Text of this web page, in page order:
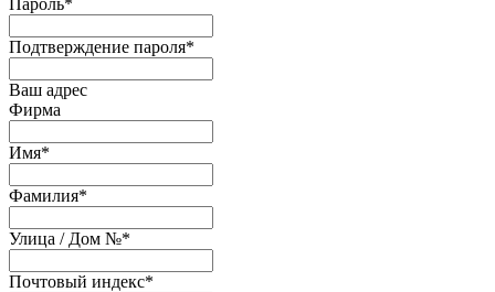
Подтверждение пароля*
Ваш адрес
Фирма
Имя*
Фамилия*
Улица / Дом №*
Почтовый индекс*